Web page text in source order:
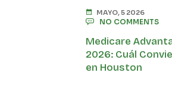
MAYO, 5 2026
NO COMMENTS
Medicare
2026: Cuál
en Houston